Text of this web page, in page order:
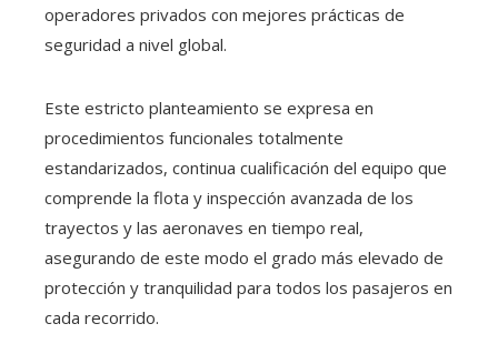
operadores privados con mejores prácticas de
seguridad a nivel global.
Este estricto planteamiento se expresa en
procedimientos funcionales totalmente
estandarizados, continua cualificación del equipo que
comprende la flota y inspección avanzada de los
trayectos y las aeronaves en tiempo real,
asegurando de este modo el grado más elevado de
protección y tranquilidad para todos los pasajeros en
cada recorrido.